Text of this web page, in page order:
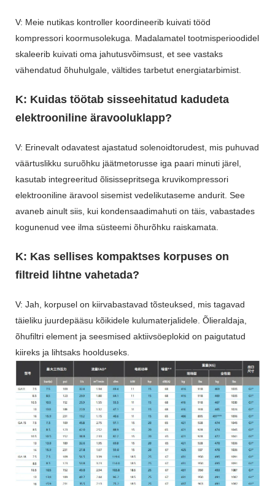
V: Meie nutikas kontroller koordineerib kuivati ​​tööd
kompressori koormusolekuga. Madalamatel tootmisperioodidel
skaleerib kuivati ​​oma jahutusvõimsust, et see vastaks
vähendatud õhuhulgale, vältides tarbetut energiatarbimist.
K: Kuidas töötab sisseehitatud kadudeta
elektrooniline äravooluklapp?
V: Erinevalt odavatest ajastatud solenoidtorudest, mis puhuvad
väärtuslikku suruõhku jäätmetorusse iga paari minuti järel,
kasutab integreeritud õlisissepritsega kruvikompressori
elektrooniline äravool sisemist vedelikutaseme andurit. See
avaneb ainult siis, kui kondensaadimahuti on täis, vabastades
kogunenud vee ilma süsteemi õhurõhku raiskamata.
K: Kas sellises kompaktses korpuses on
filtreid lihtne vahetada?
V: Jah, korpusel on kiirvabastavad tõsteuksed, mis tagavad
täieliku juurdepääsu kõikidele kulumaterjalidele. Õlieraldaja,
õhufiltri element ja seesmised aktiivsöeplokid on paigutatud
kiireks ja lihtsaks hoolduseks.